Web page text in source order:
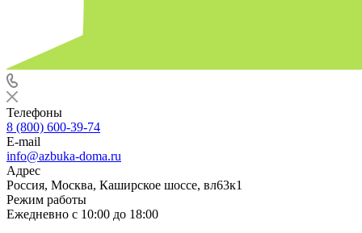
Телефоны
8 (800) 600-39-74
E-mail
info@azbuka-doma.ru
Адрес
Россия, Москва, Каширское шоссе, вл63к1
Режим работы
Ежедневно с 10:00 до 18:00